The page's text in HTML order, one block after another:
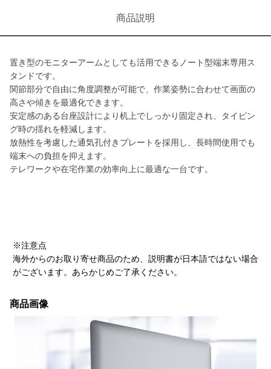
商品説明
置き型のモニターアームとしても活用できるノート型端末専用ス
タンドです。
関節部分で自由に角度調整が可能で、作業姿勢に合わせて画面の
高さや傾きを最適化できます。
安定感のある台座設計により机上でしっかり固定され、タイピン
グ時の揺れを軽減します。
放熱性を考慮した通気孔付きプレートを採用し、長時間使用でも
端末への負担を抑えます。
テレワークや在宅作業の効率向上に最適な一台です。
※注意点
海外からのお取り寄せ商品のため、説明書が日本語ではない場合
がございます。あらかじめご了承ください。
商品画像